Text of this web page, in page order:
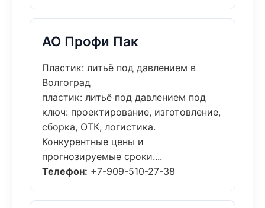
АО Профи Пак
Пластик: литьё под давлением в
Волгоград
пластик: литьё под давлением под
ключ: проектирование, изготовление,
сборка, ОТК, логистика.
Конкурентные цены и
прогнозируемые сроки....
Телефон: +7-909-510-27-38